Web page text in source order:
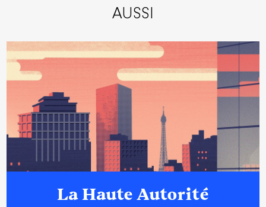
AUSSI
La Haute Autorité